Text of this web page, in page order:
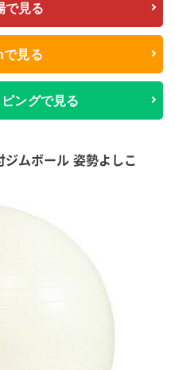
で見る
見る
ングで見る
ムボール 姿勢よしこ